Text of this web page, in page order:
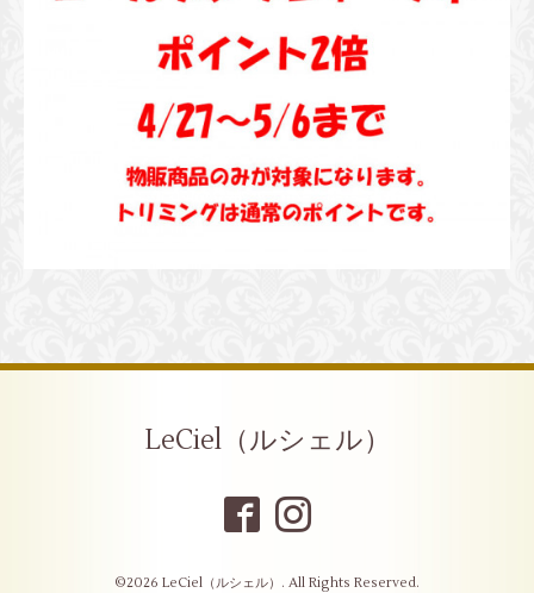
LeCiel（ルシェル）
©2026 LeCiel（ルシェル） . All Rights Reserved.